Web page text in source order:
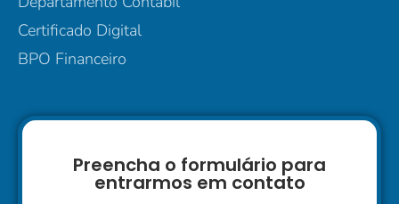
Certificado Digital
BPO Financeiro
Preencha o formulário para
entrarmos em contato